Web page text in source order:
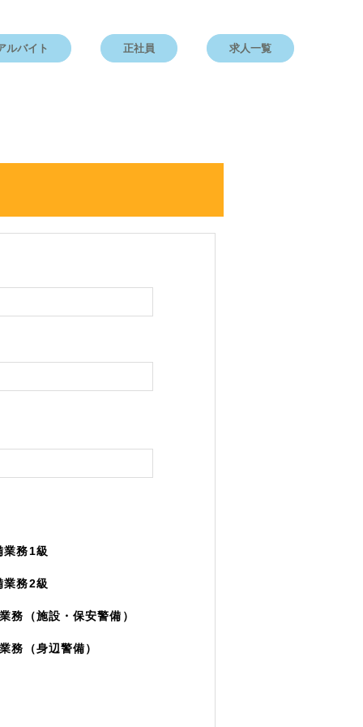
ルバイト 正社員 求人一覧
業務1級
業務2級
務（施設・保安警備）
務（身辺警備）